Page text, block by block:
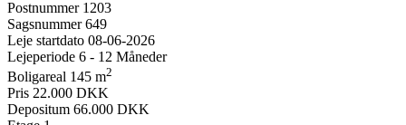
Postnummer 1203
Sagsnummer 649
Leje startdato 08-06-2026
Lejeperiode 6 - 12 Måneder
Boligareal 145 m2
Pris 22.000 DKK
Depositum 66.000 DKK